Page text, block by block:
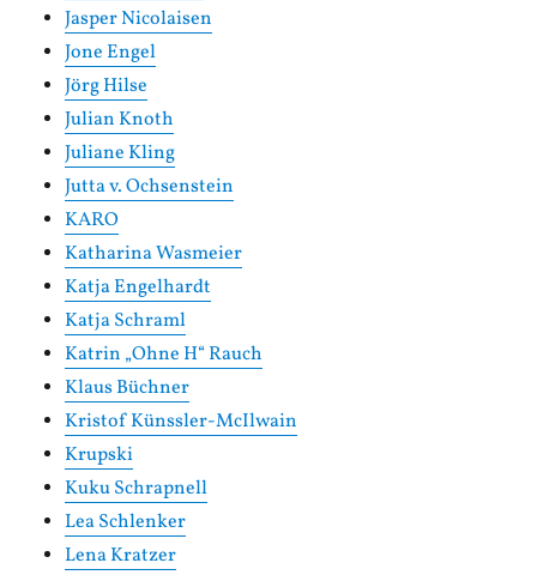
Jasper Nicolaisen
Jone Engel
Jörg Hilse
Julian Knoth
Juliane Kling
Jutta v. Ochsenstein
KARO
Katharina Wasmeier
Katja Engelhardt
Katja Schraml
Katrin „Ohne H“ Rauch
Klaus Büchner
Kristof Künssler-McIlwain
Krupski
Kuku Schrapnell
Lea Schlenker
Lena Kratzer